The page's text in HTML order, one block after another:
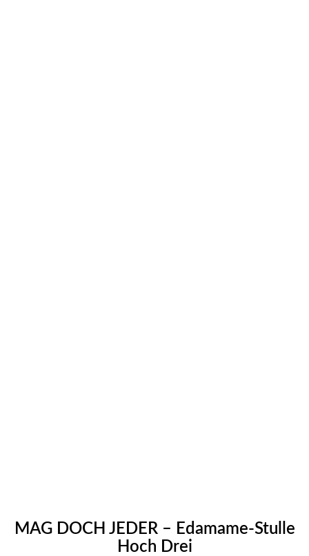
MAG DOCH JEDER – Edamame-Stulle
Hoch Drei